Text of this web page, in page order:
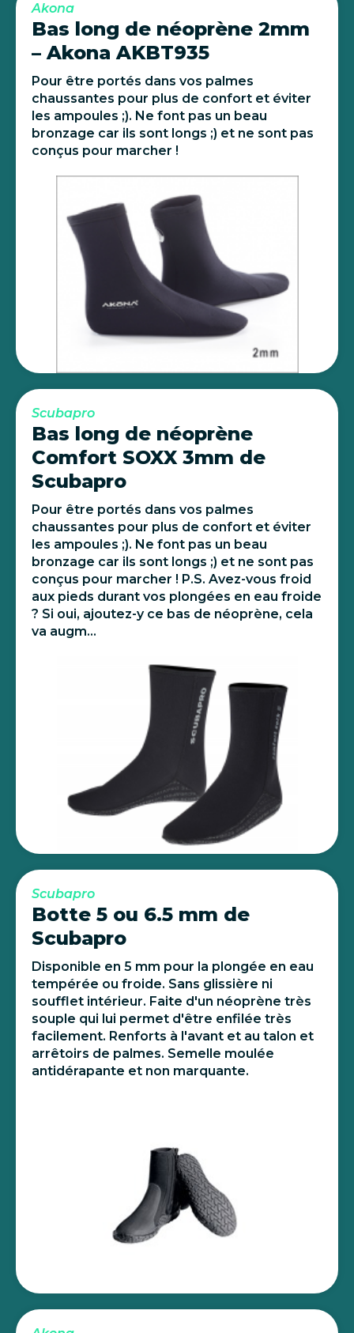
Akona
Bas long de néoprène 2mm
– Akona AKBT935
Pour être portés dans vos palmes
chaussantes pour plus de confort et éviter
les ampoules ;). Ne font pas un beau
bronzage car ils sont longs ;) et ne sont pas
conçus pour marcher !
Scubapro
Bas long de néoprène
Comfort SOXX 3mm de
Scubapro
Pour être portés dans vos palmes
chaussantes pour plus de confort et éviter
les ampoules ;). Ne font pas un beau
bronzage car ils sont longs ;) et ne sont pas
conçus pour marcher ! P.S. Avez-vous froid
aux pieds durant vos plongées en eau froide
? Si oui, ajoutez-y ce bas de néoprène, cela
va augm...
Scubapro
Botte 5 ou 6.5 mm de
Scubapro
Disponible en 5 mm pour la plongée en eau
tempérée ou froide. Sans glissière ni
soufflet intérieur. Faite d'un néoprène très
souple qui lui permet d'être enfilée très
facilement. Renforts à l'avant et au talon et
arrêtoirs de palmes. Semelle moulée
antidérapante et non marquante.